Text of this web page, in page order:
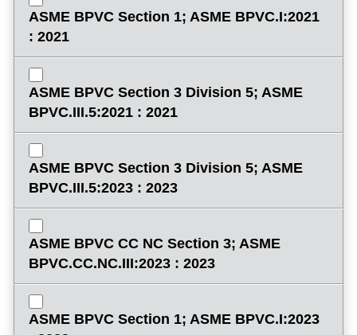
ASME BPVC Section 1; ASME BPVC.I:2021
: 2021
ASME BPVC Section 3 Division 5; ASME
BPVC.III.5:2021 : 2021
ASME BPVC Section 3 Division 5; ASME
BPVC.III.5:2023 : 2023
ASME BPVC CC NC Section 3; ASME
BPVC.CC.NC.III:2023 : 2023
ASME BPVC Section 1; ASME BPVC.I:2023